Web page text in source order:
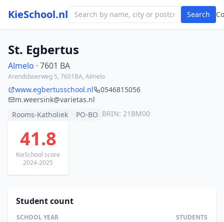
KieSchool.nl Search
St. Egbertus
Almelo · 7601 BA
Arendsboerweg 5, 7601BA, Almelo
www.egbertusschool.nl
0546815056
m.weersink@varietas.nl
Rooms-Katholiek
PO-BO BRIN: 21BM00
41.8
KieSchool score
2024-2025
Student count
SCHOOL YEAR STUDENTS